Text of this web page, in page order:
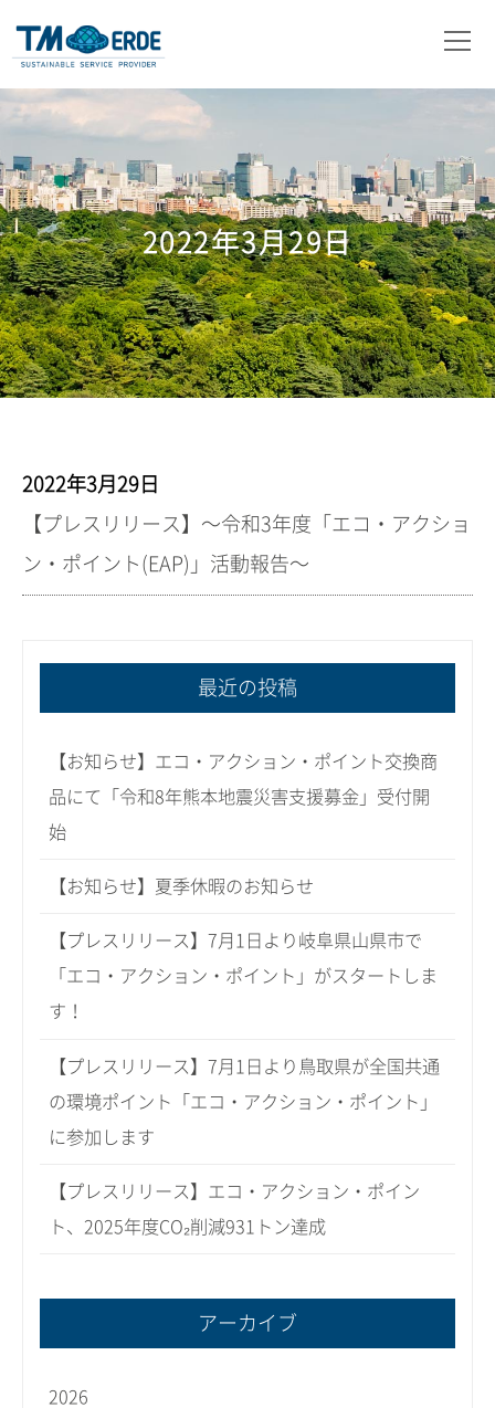
事業内容
取扱製品
ニュース
お問い合わせ
2022年3月29日
2022年3月29日
【プレスリリース】～令和3年度「エコ・アクショ
ン・ポイント(EAP)」活動報告～
最近の投稿
【お知らせ】エコ・アクション・ポイント交換商
品にて「令和8年熊本地震災害支援募金」受付開
始
【お知らせ】夏季休暇のお知らせ
【プレスリリース】7月1日より岐阜県山県市で
「エコ・アクション・ポイント」がスタートしま
す！
【プレスリリース】7月1日より鳥取県が全国共通
の環境ポイント「エコ・アクション・ポイント」
に参加します
【プレスリリース】エコ・アクション・ポイン
ト、2025年度CO₂削減931トン達成
アーカイブ
2026